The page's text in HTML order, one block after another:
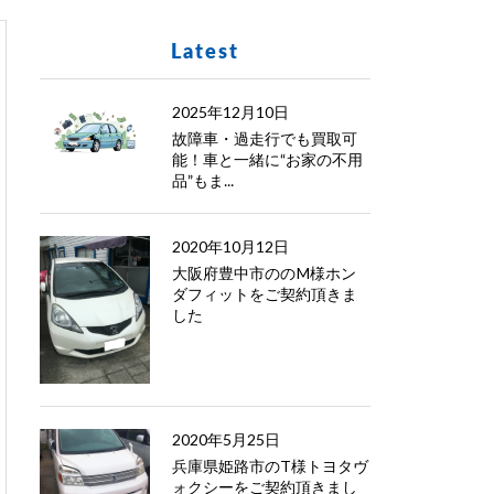
Latest
2025年12月10日
故障車・過走行でも買取可
能！車と一緒に“お家の不用
品”もま...
2020年10月12日
大阪府豊中市ののM様ホン
ダフィットをご契約頂きま
した
2020年5月25日
兵庫県姫路市のT様トヨタヴ
ォクシーをご契約頂きまし